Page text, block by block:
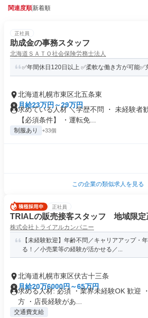
関連度順新着順
正社員
助成金の事務スタッフ
北海道ＳＡＴＯ社会保険労務士法人
✅年間休日120日以上 ✅柔軟な働き方が可能✅
北海道札幌市東区北五条東
月給23万円～29万円
求めている人材 ＼学歴不問 ・ 未経験者
【必須条件】 ・運転免...
制服あり +33個
この企業の類似求人を見る
正社員
TRIALの販売接客スタッフ 地域限定
株式会社トライアルカンパニー
【未経験歓迎】年齢不問／キャリアアップ・
る！／小売業等の経験が活かせる／...
北海道札幌市東区伏古十三条
月給20万6000円～65万円
求める人材: 必須 ・業界未経験OK 歓迎
方 ・店長経験があ...
交通費支給